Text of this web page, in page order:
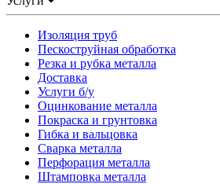
Изоляция труб
Пескоструйная обработка
Резка и рубка металла
Доставка
Услуги б/у
Оцинкование металла
Покраска и грунтовка
Гибка и вальцовка
Сварка металла
Перфорация металла
Штамповка металла